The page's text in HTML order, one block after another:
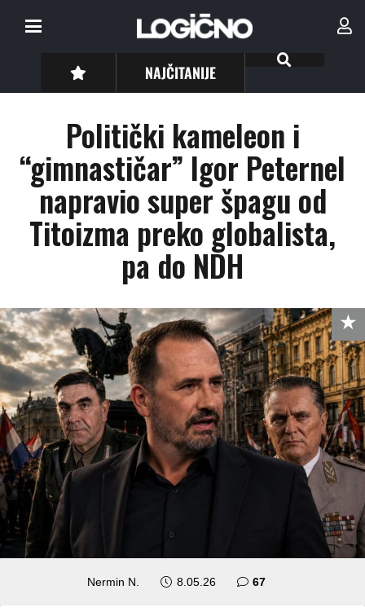
NAJČITANIJE
Politički kameleon i
“gimnastičar” Igor Peternel
napravio super špagu od
Titoizma preko globalista,
pa do NDH
Nermin N. 8.05.26 67komentara